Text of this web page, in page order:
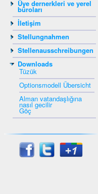
Üye dernerkleri ve yerel
büroları
İletişim
Stellungnahmen
Stellenausschreibungen
Downloads
Tüzük
Optionsmodell Übersicht
Alman vatandaşlığına
nasıl gecilir
Göç